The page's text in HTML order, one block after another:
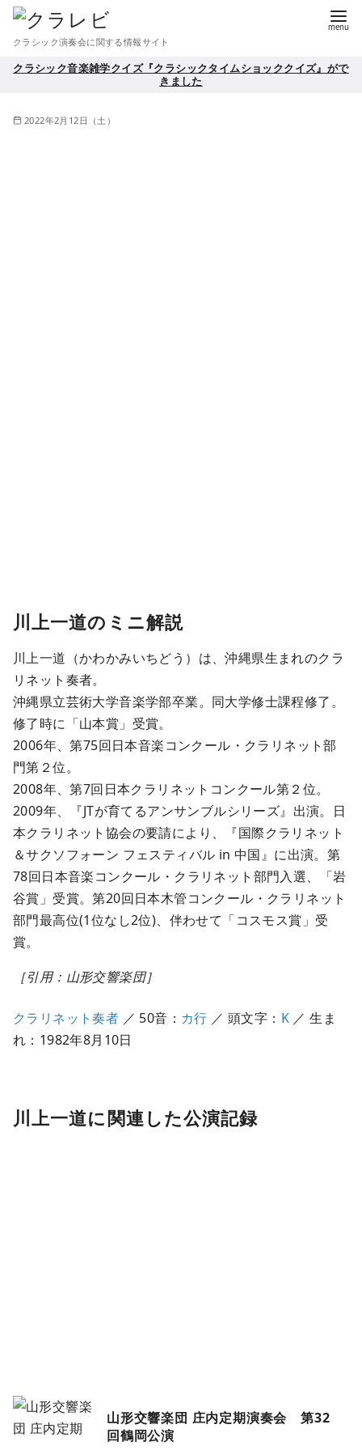
クラシック演奏会に関する情報サイト
クラシック音楽雑学クイズ『クラシックタイムショッククイズ』がで
きました
2022年2月12日（土）
川上一道のミニ解説
川上一道（かわかみいちどう）は、沖縄県生まれのクラ
リネット奏者。
沖縄県立芸術大学音楽学部卒業。同大学修士課程修了。
修了時に「山本賞」受賞。
2006年、第75回日本音楽コンクール・クラリネット部
門第２位。
2008年、第7回日本クラリネットコンクール第２位。
2009年、『JTが育てるアンサンブルシリーズ』出演。日
本クラリネット協会の要請により、『国際クラリネット
＆サクソフォーン フェスティバル in 中国』に出演。第
78回日本音楽コンクール・クラリネット部門入選、「岩
谷賞」受賞。第20回日本木管コンクール・クラリネット
部門最高位(1位なし2位)、伴わせて「コスモス賞」受
賞。
［引用：山形交響楽団］
クラリネット奏者 ／ 50音： カ行 ／ 頭文字： K ／ 生ま
れ：1982年8月10日
川上一道に関連した公演記録